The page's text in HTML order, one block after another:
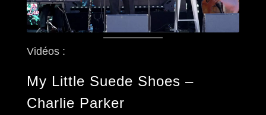
Vidéos :
My Little Suede Shoes –
Charlie Parker